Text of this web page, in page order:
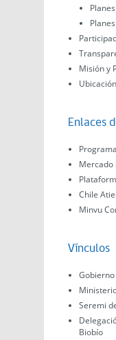
Misión y
Enlaces
Mercado
Chile
Minvu
Vínculos
Seremi
Biobío